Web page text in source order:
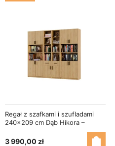
Regał z szafkami i szufladami
240x209 cm Dąb Hikora –
3 990,00 zł